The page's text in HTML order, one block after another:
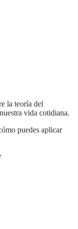
la teoría del
vida cotidiana.